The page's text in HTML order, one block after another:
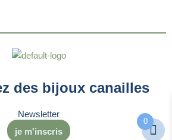
des bijoux canailles
Newsletter
je m'inscris
0